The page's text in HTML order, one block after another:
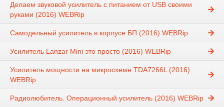
Делаем звуковой усилитель с питанием от USB своими
руками (2016) WEBRip
Самодельный усилитель в корпусе БП (2016) WEBRip
Усилитель Lanzar Mini это просто (2016) WEBRip
Усилитель мощности на микросхеме TDA7266L (2016)
WEBRip
Радиолюбитель. Операционный усилитель (2016) WEBRip